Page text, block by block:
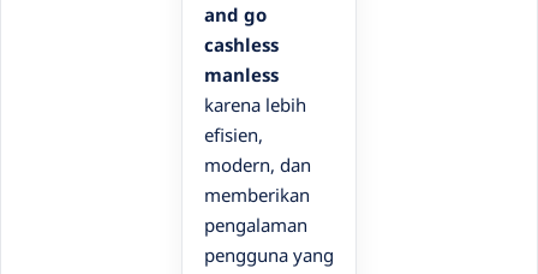
and go
cashless
manless
karena lebih
efisien,
modern, dan
memberikan
pengalaman
pengguna yang